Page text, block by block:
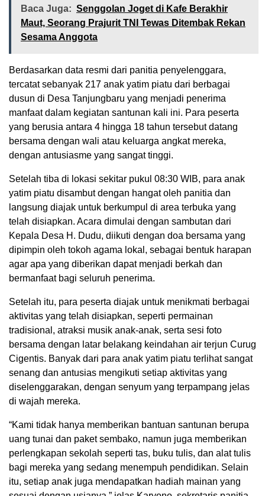
Baca Juga: Senggolan Joget di Kafe Berakhir
Maut, Seorang Prajurit TNI Tewas Ditembak Rekan
Sesama Anggota
Berdasarkan data resmi dari panitia penyelenggara,
tercatat sebanyak 217 anak yatim piatu dari berbagai
dusun di Desa Tanjungbaru yang menjadi penerima
manfaat dalam kegiatan santunan kali ini. Para peserta
yang berusia antara 4 hingga 18 tahun tersebut datang
bersama dengan wali atau keluarga angkat mereka,
dengan antusiasme yang sangat tinggi.
Setelah tiba di lokasi sekitar pukul 08:30 WIB, para anak
yatim piatu disambut dengan hangat oleh panitia dan
langsung diajak untuk berkumpul di area terbuka yang
telah disiapkan. Acara dimulai dengan sambutan dari
Kepala Desa H. Dudu, diikuti dengan doa bersama yang
dipimpin oleh tokoh agama lokal, sebagai bentuk harapan
agar apa yang diberikan dapat menjadi berkah dan
bermanfaat bagi seluruh penerima.
Setelah itu, para peserta diajak untuk menikmati berbagai
aktivitas yang telah disiapkan, seperti permainan
tradisional, atraksi musik anak-anak, serta sesi foto
bersama dengan latar belakang keindahan air terjun Curug
Cigentis. Banyak dari para anak yatim piatu terlihat sangat
senang dan antusias mengikuti setiap aktivitas yang
diselenggarakan, dengan senyum yang terpampang jelas
di wajah mereka.
“Kami tidak hanya memberikan bantuan santunan berupa
uang tunai dan paket sembako, namun juga memberikan
perlengkapan sekolah seperti tas, buku tulis, dan alat tulis
bagi mereka yang sedang menempuh pendidikan. Selain
itu, setiap anak juga mendapatkan hadiah mainan yang